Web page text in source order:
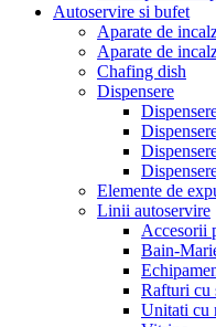
Autoservire si bufet
Aparate de
Aparate de
Chafing dish
Dispensere
Elemente de
Linii autoservire
Accesorii
Bain-
Rafturi cu
Unitati cu